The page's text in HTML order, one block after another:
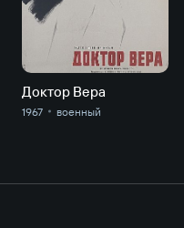
Доктор Вера
1967 военный